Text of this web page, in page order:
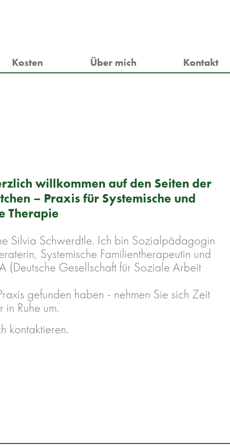
Kosten Über mich Kontakt
willkommen auf den Seiten der
– Praxis für Systemische und
Therapie
Silvia Schwerdtle. Ich bin Sozialpädagogin
Systemische Familientherapeutin und
(Deutsche Gesellschaft für Soziale Arbeit
gefunden haben - nehmen Sie sich Zeit
in Ruhe um.
kontaktieren.